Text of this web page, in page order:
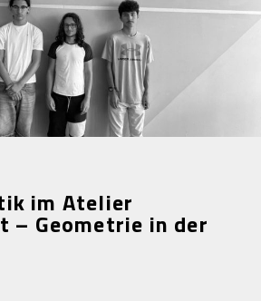
im Atelier
– Geometrie in der